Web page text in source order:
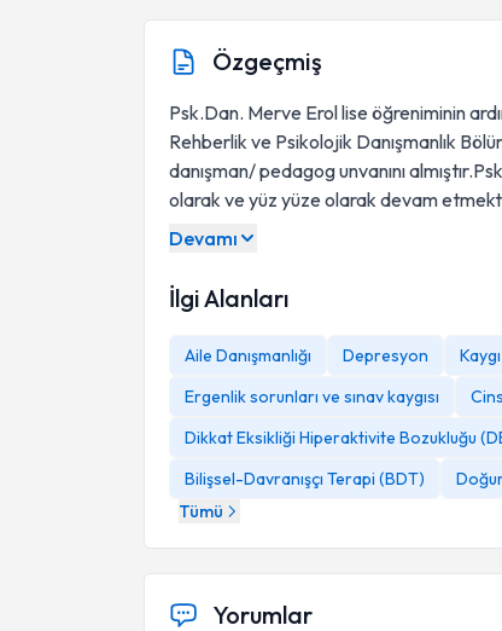
Özgeçmiş
Psk.Dan. Merve Erol lise öğreniminin
Rehberlik ve Psikolojik Danışmanlık
danışman/ pedagog unvanını
olarak ve yüz yüze olarak devam
Devamı
İlgi Alanları
Aile Danışmanlığı Depresyon
Ergenlik sorunları ve sınav kaygısı
Dikkat Eksikliği Hiperaktivite Bozukluğu
Bilişsel-Davranışçı Terapi (BDT)
Tümü
Yorumlar